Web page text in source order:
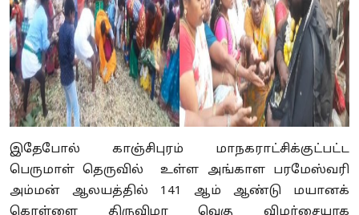
இதேபோல் காஞ்சிபுரம் மாநகராட்சிக்குட்பட்ட
பெருமாள் தெருவில் உள்ள அங்காள பரமேஸ்வரி
அம்மன் ஆலயத்தில் 141 ஆம் ஆண்டு மயானக்